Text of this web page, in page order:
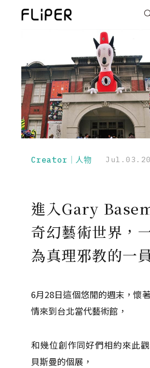
Creator｜人物
進入Gary
奇幻藝術世界，
為真理邪教的一
6月28日這個悠閒的週末，懷
情來到台北當代藝術館，
和幾位創作同好們相約來此
貝斯曼的個展，